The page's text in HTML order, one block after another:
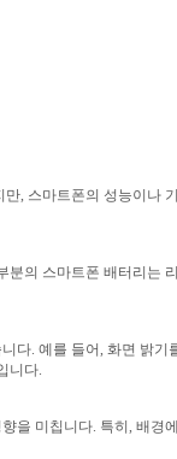
, 스마트폰의 성능이
의 스마트폰 배터리
다. 예를 들어, 화면 밝
니다.
을 미칩니다. 특히, 배